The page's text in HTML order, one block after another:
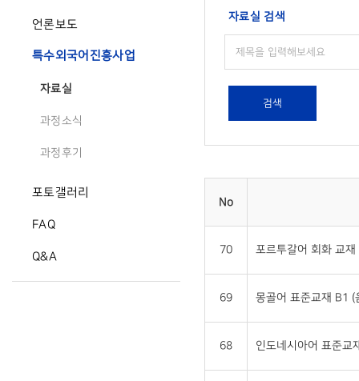
언론보도
특수외국어진흥사업
자료실
과정소식
과정후기
포토갤러리
FAQ
Q&A
자료실 검색
검색
No
70 포르투갈어 회화 교재
69 몽골어 표준교재 B1 (
68 인도네시아어 표준교